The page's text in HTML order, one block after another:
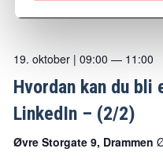
19. oktober | 09:00 — 11:00
Hvordan kan du
LinkedIn – (2/2)
Øvre Storgate 9, Drammen